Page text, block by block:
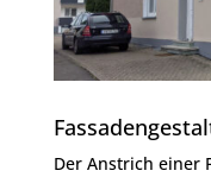
Der Anstrich einer